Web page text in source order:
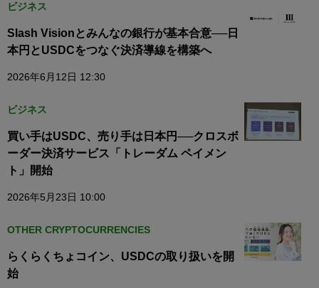
ビジネス
Slash Visionとみんなの銀行が基本合意──日
本円とUSDCをつなぐ決済導線を構築へ
2026年6月12日 12:30
ビジネス
買い手はUSDC、売り手は日本円──クロスボ
ーダー決済サービス「トレーダム ペイメン
ト」開始
2026年5月23日 10:00
OTHER CRYPTOCURRENCIES
らくらくちょコイン、USDCの取り扱いを開
始